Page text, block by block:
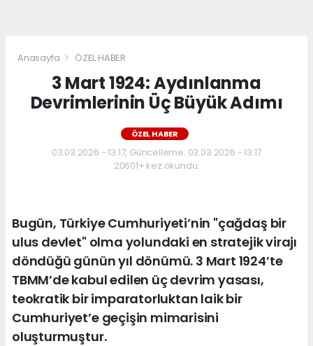
Anasayfa ÖZEL HABER
3 Mart 1924: Aydınlanma
Devrimlerinin Üç Büyük Adımı
ÖZEL HABER
03.03.2026 - 13:17, Güncelleme: 03.03.2026 - 13:17
20601+ kez okundu.
Bugün, Türkiye Cumhuriyeti’nin "çağdaş bir
ulus devlet" olma yolundaki en stratejik virajı
döndüğü günün yıl dönümü. 3 Mart 1924’te
TBMM’de kabul edilen üç devrim yasası,
teokratik bir imparatorluktan laik bir
Cumhuriyet’e geçişin mimarisini
oluşturmuştur.